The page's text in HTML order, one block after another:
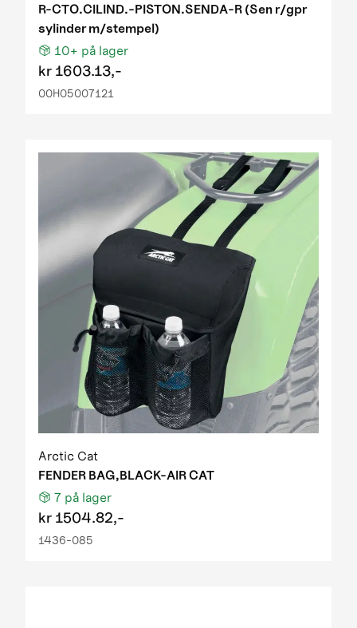
R-CTO.CILIND.-PISTON.SENDA-R (Sen r/gpr
sylinder m/stempel)
10+ på lager
kr 1603.13,-
00H05007121
Arctic Cat
FENDER BAG,BLACK-AIR CAT
7 på lager
kr 1504.82,-
1436-085